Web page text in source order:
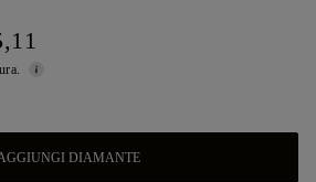
DIAMANTE